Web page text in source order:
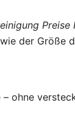
Preise
der
– ohne